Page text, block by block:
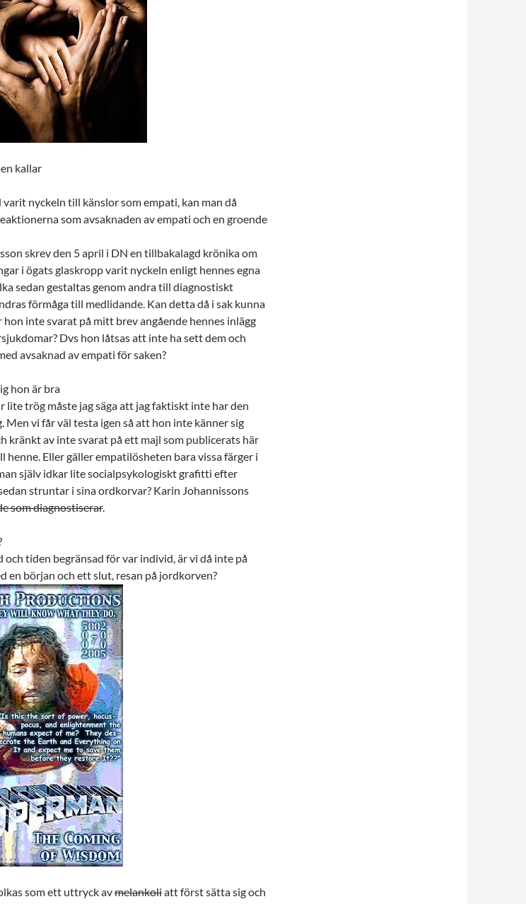
kallar
nyckeln till känslor som empati, kan man då
som avsaknaden av empati och en groende
skrev den 5 april i DN en tillbakalagd krönika om
i ögats glaskropp varit nyckeln enligt hennes egna
sedan gestaltas genom andra till diagnostiskt
förmåga till medlidande. Kan detta då i sak kunna
inte svarat på mitt brev angående hennes inlägg
Dvs hon låtsas att inte ha sett dem och
avsaknad av empati för saken?
hon är bra
lite trög måste jag säga att jag faktiskt inte har den
Men vi får väl testa igen så att hon inte känner sig
kränkt av inte svarat på ett majl som publicerats här
henne. Eller gäller empatilösheten bara vissa färger i
själv idkar lite socialpsykologiskt grafitti efter
struntar i sina ordkorvar? Karin Johannissons
som diagnostiserar.
och tiden begränsad för var individ, är vi då inte på
en början och ett slut, resan på jordkorven?
som ett uttryck avmelankoliatt först sätta sig och